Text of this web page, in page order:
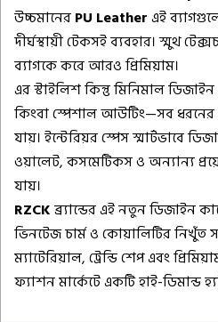
উচ্চমানেরPU Leatherএই
দীর্ঘস্থায়ী টেকসই ব্যবহার। স্মুথ
ব্যাগকে করে আরও প্রিমিয়াম।
এর স্টাইলিশ কিন্তু মিনিমাল
কিংবা স্পেশাল আউটিং—সব ধরনের
যায়। ইন্টেরিয়র স্পেস স্মার্টভাবে
ওয়ালেট, কসমেটিকস ও অন্যান্য
যায়।
RZCKব্র্যান্ডের এই নতুন ডিজাইন
ভিনটেজ চার্ম ও কোয়ালিটির নিখুঁত
ম্যাটেরিয়াল, ট্রেন্ডি শেপ এবং
ফ্যাশন মার্কেটে একটি হাই-ডিমান্ড